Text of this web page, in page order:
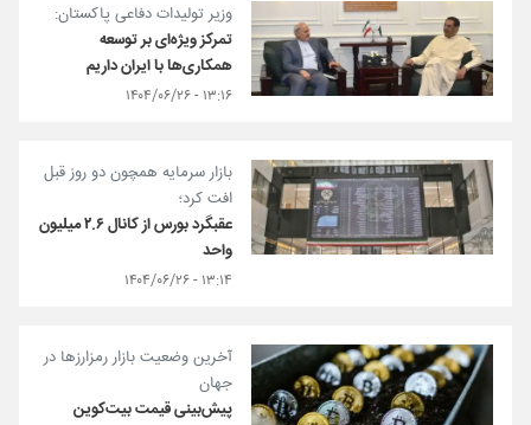
وزیر تولیدات دفاعی پاکستان:
تمرکز ویژه‌ای بر توسعه
همکاری‌ها با ایران داریم
۱۳:۱۶ - ۱۴۰۴/۰۶/۲۶
بازار سرمایه همچون دو روز قبل
افت کرد؛
عقبگرد بورس از کانال ۲.۶ میلیون
واحد
۱۳:۱۴ - ۱۴۰۴/۰۶/۲۶
آخرین وضعیت بازار رمزارزها در
جهان
پیش‌بینی قیمت بیت‌کوین